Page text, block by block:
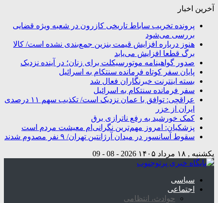
آخرین اخبار
پرونده تخریب ساباط تاریخی کازرون در شعبه ویژه قضایی
بررسی می‌شود
هنوز درباره افزایش قیمت بنزین جمع‌بندی نشده است/ کالا
برگ قطعا افزایش می‌یابد
صدور گواهینامه موتورسیکلت برای زنان؛ در آینده نزدیک
پایان سفر کوتاه فرمانده سنتکام به اسرائیل
بسته اینترنت خبرنگاران فعال شد
سفر فرمانده سنتکام به اسرائیل
عراقچی: توافق با عمان نزدیک است/ تکذیب سهم ۱۱ درصدی
ایران از خزر
کمک خورشید به رفع ناترازی برق
پزشکیان: امروز مهم‌ترین نگرانی‌ام معیشت مردم است
سقوط آسانسور در میدان آرژانتین تهران/ ۹ نفر مصدوم شدند
یکشنبه , ۱۸ مرداد ۱۴۰۵ 2026 - 08 - 09
سیاسی
اجتماعی
حوادث، انتظامی